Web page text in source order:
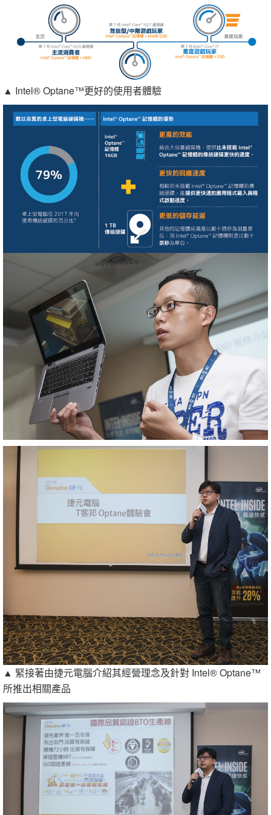
▲ Intel® Optane™更好的使用者體驗
▲ 緊接著由捷元電腦介紹其經營理念及針對 Intel® Optane™
所推出相關產品